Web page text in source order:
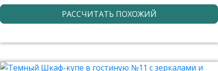
РАССЧИТАТЬ ПОХОЖИЙ